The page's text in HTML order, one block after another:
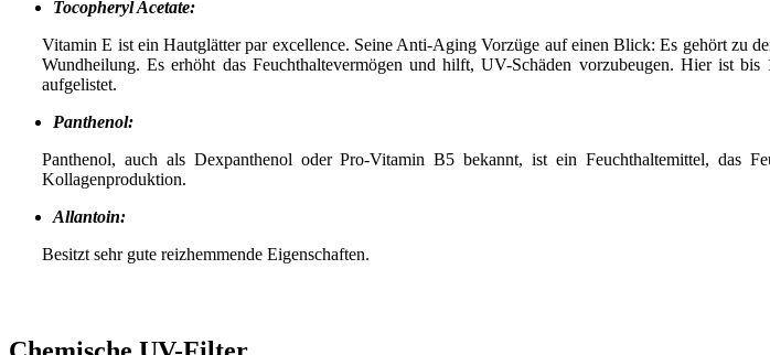
Tocopheryl Acetate:
Vitamin E ist ein Hautglätter par excellence. Seine Anti-Aging Vorzüge auf einen Blick: Es gehört zu
Wundheilung. Es erhöht das Feuchthaltevermögen und hilft, UV-Schäden vorzubeugen. Hier ist
aufgelistet.
Panthenol:
Panthenol, auch als Dexpanthenol oder Pro-Vitamin B5 bekannt, ist ein Feuchthaltemittel, das
Kollagenproduktion.
Allantoin:
Besitzt sehr gute reizhemmende Eigenschaften.